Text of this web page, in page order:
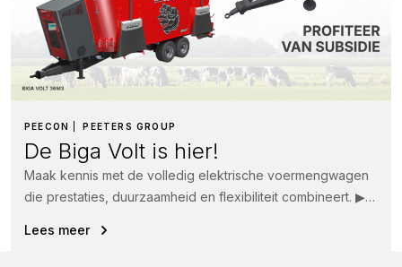
PEECON PEETERS GROUP
De Biga Volt is hier!
Maak kennis met de volledig elektrische voermengwagen
die prestaties, duurzaamheid en flexibiliteit combineert. ▶
Lees meer